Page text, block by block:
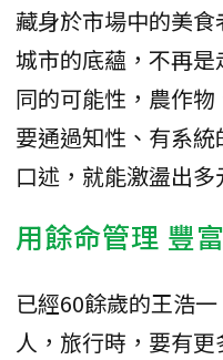
藏身於市場中的美
城市的底蘊，不再
同的可能性，農作
要通過知性、有系
口述，就能激盪出多
用餘命管理 豐
已經60餘歲的王浩
人，旅行時，要有